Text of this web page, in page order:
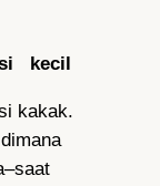
kecil
kakak.